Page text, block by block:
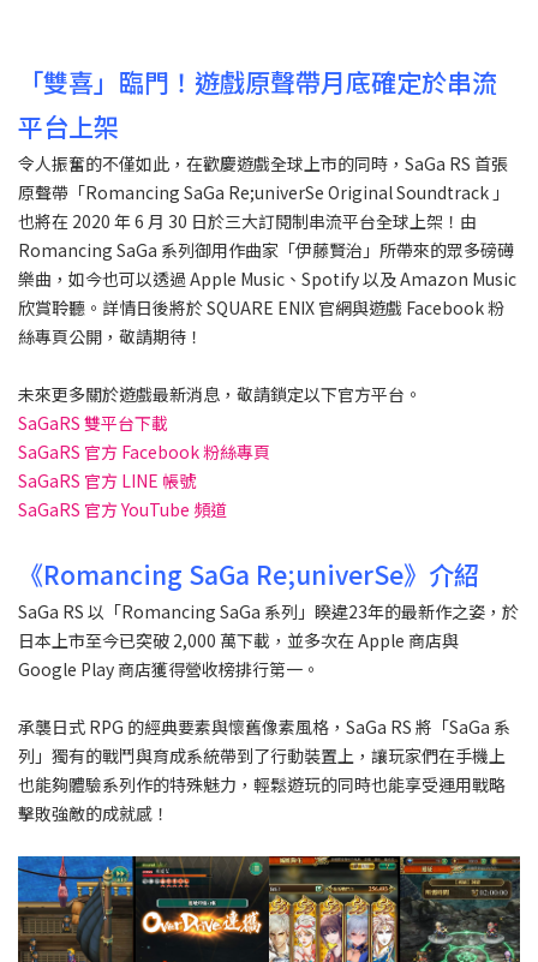
「雙喜」臨門！遊戲原聲帶月底確定於串流
平台上架
令人振奮的不僅如此，在歡慶遊戲全球上市的同時，SaGa RS 首張
原聲帶「Romancing SaGa Re;univerSe Original Soundtrack 」
也將在 2020 年 6 月 30 日於三大訂閱制串流平台全球上架！由
Romancing SaGa 系列御用作曲家「伊藤賢治」所帶來的眾多磅礡
樂曲，如今也可以透過 Apple Music、Spotify 以及 Amazon Music
欣賞聆聽。詳情日後將於 SQUARE ENIX 官網與遊戲 Facebook 粉
絲專頁公開，敬請期待！
未來更多關於遊戲最新消息，敬請鎖定以下官方平台。
SaGaRS 雙平台下載
SaGaRS 官方 Facebook 粉絲專頁
SaGaRS 官方 LINE 帳號
SaGaRS 官方 YouTube 頻道
《Romancing SaGa Re;univerSe》介紹
SaGa RS 以「Romancing SaGa 系列」睽違23年的最新作之姿，於
日本上市至今已突破 2,000 萬下載，並多次在 Apple 商店與
Google Play 商店獲得營收榜排行第一。
承襲日式 RPG 的經典要素與懷舊像素風格，SaGa RS 將「SaGa 系
列」獨有的戰鬥與育成系統帶到了行動裝置上，讓玩家們在手機上
也能夠體驗系列作的特殊魅力，輕鬆遊玩的同時也能享受運用戰略
擊敗強敵的成就感！